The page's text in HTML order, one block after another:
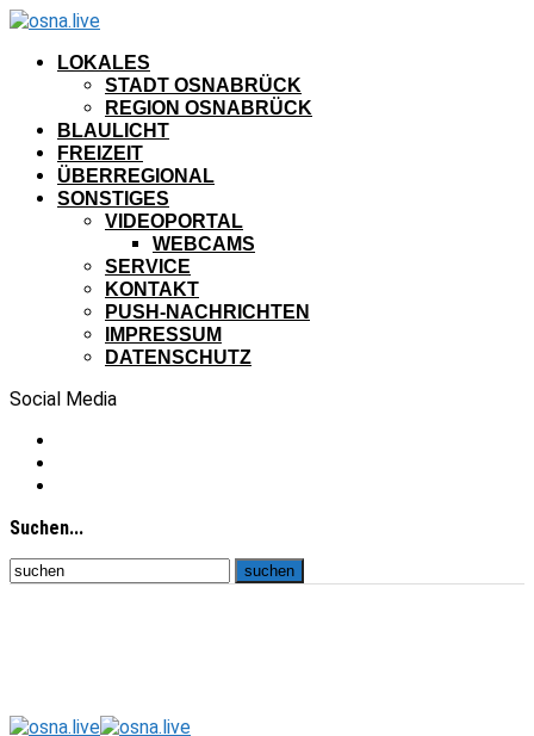
LOKALES
STADT OSNABRÜCK
REGION OSNABRÜCK
BLAULICHT
FREIZEIT
ÜBERREGIONAL
SONSTIGES
VIDEOPORTAL
WEBCAMS
SERVICE
KONTAKT
PUSH-NACHRICHTEN
IMPRESSUM
DATENSCHUTZ
Social Media
Suchen...